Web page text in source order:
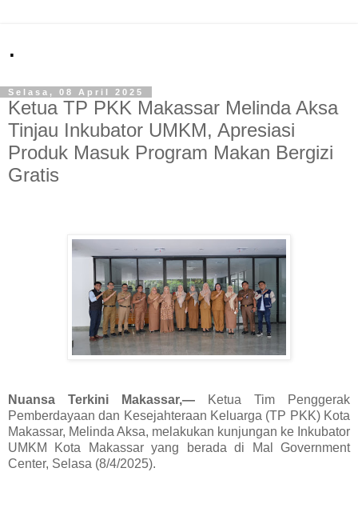
.
Selasa, 08 April 2025
Ketua TP PKK Makassar Melinda Aksa
Tinjau Inkubator UMKM, Apresiasi
Produk Masuk Program Makan Bergizi
Gratis
Nuansa Terkini Makassar,—
Ketua Tim Penggerak
Pemberdayaan dan Kesejahteraan Keluarga (TP PKK) Kota
Makassar, Melinda Aksa, melakukan kunjungan ke Inkubator
UMKM Kota Makassar yang berada di Mal Government
Center, Selasa (8/4/2025).